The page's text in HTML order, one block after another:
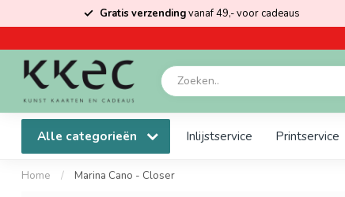
Gratis verzendingvanaf 49,- voor cadeaus
Alle categorieën Inlijstservice Printservice
Home / Marina Cano - Closer